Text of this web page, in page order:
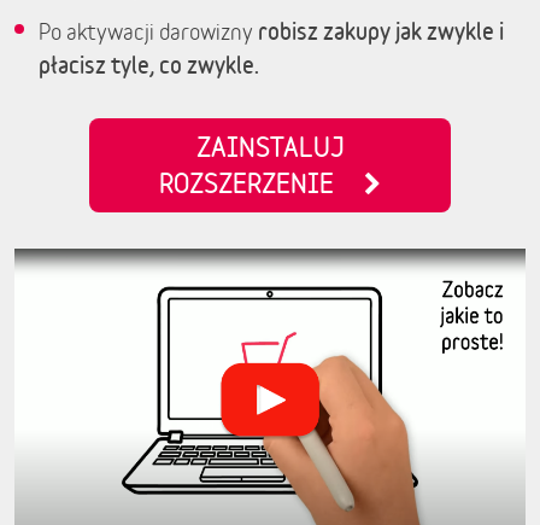
Po aktywacji darowizny robisz zakupy jak zwykle i
płacisz tyle, co zwykle.
ZAINSTALUJ
ROZSZERZENIE